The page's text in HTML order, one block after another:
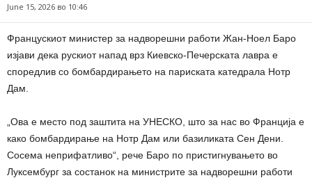
June 15, 2026 во 10:46
Францускиот министер за надворешни работи Жан-Ноел Баро
изјави дека рускиот напад врз Киевско-Печерската лавра е
споредлив со бомбардирањето на париската катедрала Нотр
Дам.
„Ова е место под заштита на УНЕСКО, што за нас во Франција е
како бомбардирање на Нотр Дам или базиликата Сен Дени.
Сосема неприфатливо“, рече Баро по пристигнувањето во
Луксембург за состанок на министрите за надворешни работи